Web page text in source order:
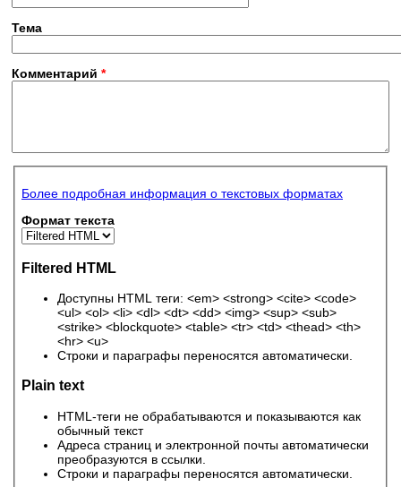
Тема
Комментарий *
Более подробная информация о текстовых форматах
Формат текста
Filtered HTML
Доступны HTML теги: <em> <strong> <cite> <code>
<ul> <ol> <li> <dl> <dt> <dd> <img> <sup> <sub>
<strike> <blockquote> <table> <tr> <td> <thead> <th>
<hr> <u>
Строки и параграфы переносятся автоматически.
Plain text
HTML-теги не обрабатываются и показываются как
обычный текст
Адреса страниц и электронной почты автоматически
преобразуются в ссылки.
Строки и параграфы переносятся автоматически.